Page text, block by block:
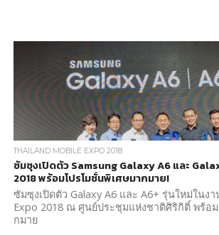
THAILAND MOBILE EXPO 2018
ซัมซุงเปิดตัว Samsung Galaxy A6 และ
2018 พร้อมโปรโมชั่นพิเศษมากมาย!
ซัมซุงเปิดตัว Galaxy A6 และ A6+ รุ่นใหม่ในง
Expo 2018 ณ ศูนย์ประชุมแห่งชาติศิริกิติ์ พร้อ
กมาย